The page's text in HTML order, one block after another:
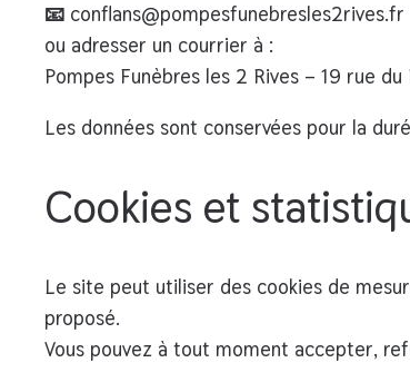
📧 conflans@pompesfunebresles2rives.fr
ou adresser un courrier à :
Pompes Funèbres les 2 Rives – 19 rue
Les données sont conservées pour la
Cookies et
Le site peut utiliser des cookies de
proposé.
Vous pouvez à tout moment accepter,